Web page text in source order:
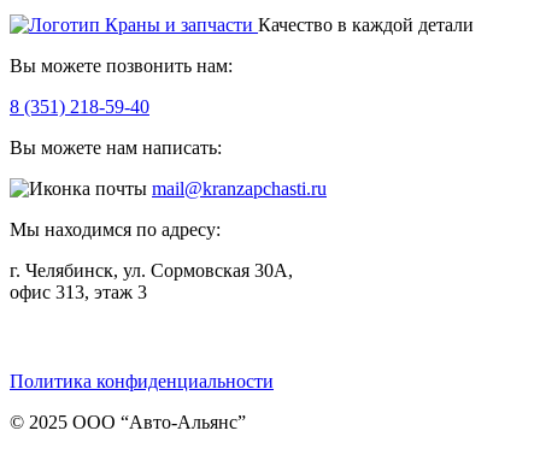
Качество в каждой детали
Вы можете позвонить нам:
8 (351) 218-59-40
Вы можете нам написать:
mail@kranzapchasti.ru
Мы находимся по адресу:
г. Челябинск, ул. Сормовская 30А,
офис 313, этаж 3
Политика конфиденциальности
© 2025 ООО “Авто-Альянс”